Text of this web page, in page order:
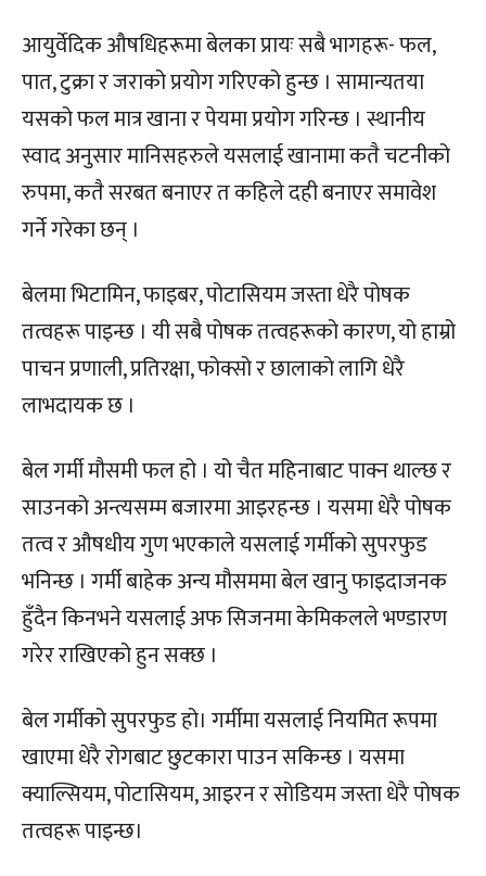
आयुर्वेदिक औषधिहरूमा बेलका प्रायः सबै भागहरू- फल,
पात, टुक्रा र जराको प्रयोग गरिएको हुन्छ । सामान्यतया
यसको फल मात्र खाना र पेयमा प्रयोग गरिन्छ । स्थानीय
स्वाद अनुसार मानिसहरुले यसलाई खानामा कतै चटनीको
रुपमा, कतै सरबत बनाएर त कहिले दही बनाएर समावेश
गर्ने गरेका छन् ।
बेलमा भिटामिन, फाइबर, पोटासियम जस्ता धेरै पोषक
तत्वहरू पाइन्छ । यी सबै पोषक तत्वहरूको कारण, यो हाम्रो
पाचन प्रणाली, प्रतिरक्षा, फोक्सो र छालाको लागि धेरै
लाभदायक छ ।
बेल गर्मी मौसमी फल हो । यो चैत महिनाबाट पाक्न थाल्छ र
साउनको अन्त्यसम्म बजारमा आइरहन्छ । यसमा धेरै पोषक
तत्व र औषधीय गुण भएकाले यसलाई गर्मीको सुपरफुड
भनिन्छ । गर्मी बाहेक अन्य मौसममा बेल खानु फाइदाजनक
हुँदैन किनभने यसलाई अफ सिजनमा केमिकलले भण्डारण
गरेर राखिएको हुन सक्छ ।
बेल गर्मीको सुपरफुड हो। गर्मीमा यसलाई नियमित रूपमा
खाएमा धेरै रोगबाट छुटकारा पाउन सकिन्छ । यसमा
क्याल्सियम, पोटासियम, आइरन र सोडियम जस्ता धेरै पोषक
तत्वहरू पाइन्छ।